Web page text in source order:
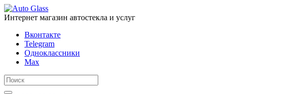
Интернет магазин автостекла и услуг
Вконтакте
Telegram
Одноклассники
Max